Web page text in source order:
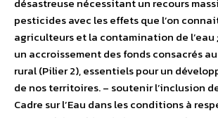
pesticides avec les effets que l’on
agriculteurs et la contamination de l’eau
un accroissement des fonds consacrés
rural (Pilier 2), essentiels pour un
de nos territoires. – soutenir l’inclusion
Cadre sur l’Eau dans les conditions à